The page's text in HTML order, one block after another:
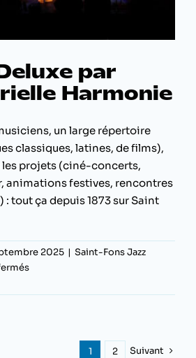
par
Harmonie
un large répertoire
classiques, latines, de films),
les projets (ciné-concerts,
animations festives, rencontres
tout ça depuis 1873 sur Saint
2025 | Saint-Fons Jazz
sur
Deluxe
1 2 Suivant